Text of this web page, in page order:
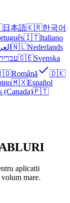
日本語🇰🇷한국어
🇮🇹Italiano
🇳🇱Nederlands
🇸🇪Svenska
Română
🇩🇰
🇲🇽Español
(Canada)🇵🇹
aplicatii
mare.